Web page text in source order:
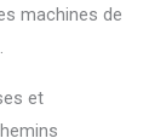
machines de
et